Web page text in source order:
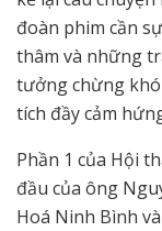
đoàn phim cần
thâm và những
tưởng chừng
tích đầy cảm
Phần 1 của Hội
đầu của ông
Hoá Ninh Bình